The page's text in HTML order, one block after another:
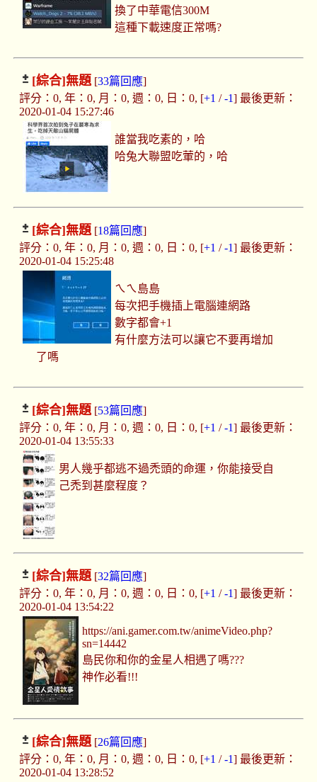
換了中華電信300M
這種下載速度正常嗎?
[綜合]無題[33篇回應]
評分：0, 年：0, 月：0, 週：0, 日：0, [+1 /-1] 最後更新：
2020-01-04 15:27:46
誰當我吃素的，哈
哈兔大聯盟吃葷的，哈
[綜合]無題[18篇回應]
評分：0, 年：0, 月：0, 週：0, 日：0, [+1 /-1] 最後更新：
2020-01-04 15:25:48
ㄟㄟ島島
每次把手機插上電腦連網路
數字都會+1
有什麼方法可以讓它不要再增加
了嗎
[綜合]無題[53篇回應]
評分：0, 年：0, 月：0, 週：0, 日：0, [+1 /-1] 最後更新：
2020-01-04 13:55:33
男人幾乎都逃不過禿頭的命運，你能接受自
己禿到甚麼程度？
[綜合]無題[32篇回應]
評分：0, 年：0, 月：0, 週：0, 日：0, [+1 /-1] 最後更新：
2020-01-04 13:54:22
https://ani.gamer.com.tw/animeVideo.php?
sn=14442
島民你和你的金星人相遇了嗎???
神作必看!!!
[綜合]無題[26篇回應]
評分：0, 年：0, 月：0, 週：0, 日：0, [+1 /-1] 最後更新：
2020-01-04 13:28:52